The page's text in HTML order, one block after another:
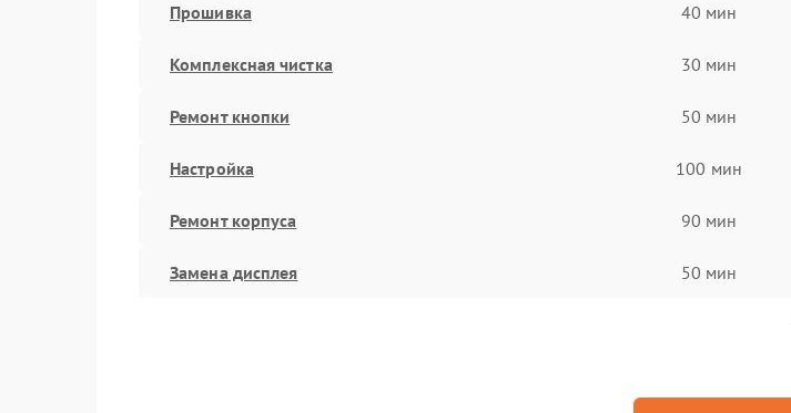
Прошивка 40 мин
Комплексная чистка 30 мин
Ремонт кнопки 50 мин
Настройка 100 мин
Ремонт корпуса 90 мин
Замена дисплея 50 мин